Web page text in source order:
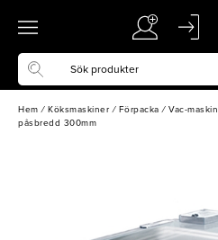
Hem / Köksmaskiner / Förpacka / Vac-maskin
påsbredd 300mm